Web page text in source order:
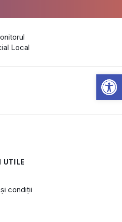
Local
UTILE
condiții